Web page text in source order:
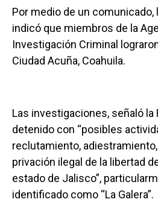
Por medio de un comunicado,
indicó que miembros de la
Investigación Criminal
Ciudad Acuña, Coahuila.
Las investigaciones, señaló la
detenido con “posibles
reclutamiento,
privación ilegal de la libertad
estado de Jalisco”,
identificado como “La Galera”.